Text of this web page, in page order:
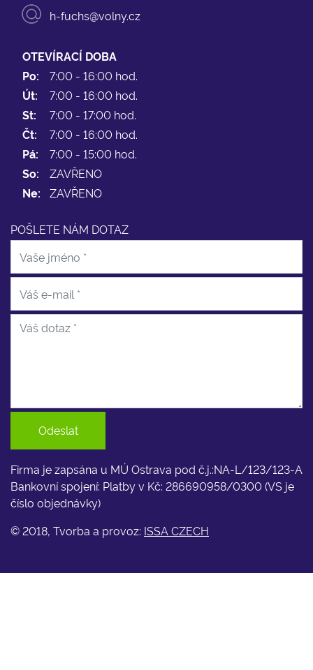
h-fuchs@volny.cz
OTEVÍRACÍ DOBA
Po:
7:00 - 16:00 hod.
Út:
7:00 - 16:00 hod.
St:
7:00 - 17:00 hod.
Čt:
7:00 - 16:00 hod.
Pá:
7:00 - 15:00 hod.
So:
ZAVŘENO
Ne:
ZAVŘENO
POŠLETE NÁM DOTAZ
Odeslat
Firma je zapsána u MÚ Ostrava pod č.j.:NA-L/123/123-A
Bankovní spojení: Platby v Kč: 286690958/0300 (VS je
číslo objednávky)
© 2018, Tvorba a provoz: ISSA CZECH